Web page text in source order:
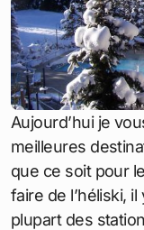
Aujourd’hui je
meilleures
que ce soit pour
faire de l’héliski,
plupart des